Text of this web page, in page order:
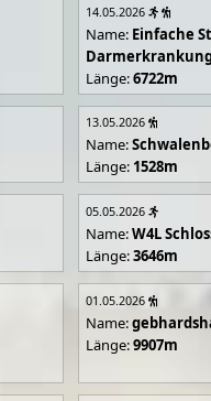
14.05.2026
Name: Einfache
Länge:6722m
13.05.2026
Name:
Länge: 1528m
05.05.2026
Name:W4L
Länge:3646m
01.05.2026
Name:
Länge:9907m